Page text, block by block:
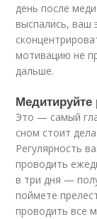
день после
выспались, ваш
мотивацию не
дальше.
Медитируйте
Это — самый
сном стоит
Регулярность
проводить
в три дня —
поймете
проводить все